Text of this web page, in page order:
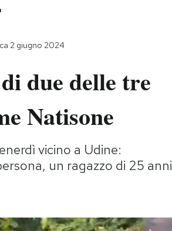
2 giugno 2024
due delle tre
Natisone
vicino a Udine:
un ragazzo di 25 anni